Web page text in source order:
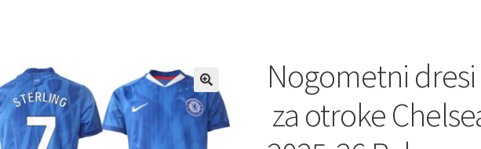
Nogometni
za otroke